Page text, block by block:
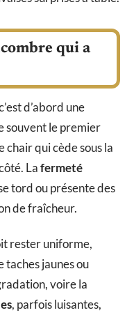
qui a
d’abord une
souvent le premier
chair qui cède sous la
Lafermeté
tord ou présente des
de fraîcheur.
rester uniforme,
taches jaunes ou
voire la
, parfois luisantes,